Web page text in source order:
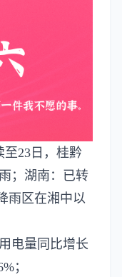
23日，桂黔
；湖南：已转
雨区在湘中以
电量同比增长
；